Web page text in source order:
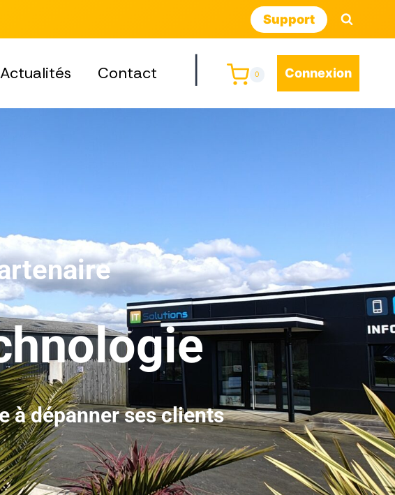
Support
Actualités Contact 0 Connexion
à dépanner ses clients